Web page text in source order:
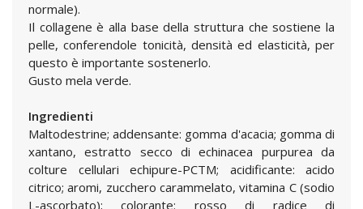
normale).
Il collagene è alla base della struttura che sostiene la
pelle, conferendole tonicità, densità ed elasticità, per
questo è importante sostenerlo.
Gusto mela verde.
Ingredienti
Maltodestrine; addensante: gomma d'acacia; gomma di
xantano, estratto secco di echinacea purpurea da
colture cellulari echipure-PCTM; acidificante: acido
citrico; aromi, zucchero carammelato, vitamina C (sodio
L-ascorbato); colorante: rosso di radice di